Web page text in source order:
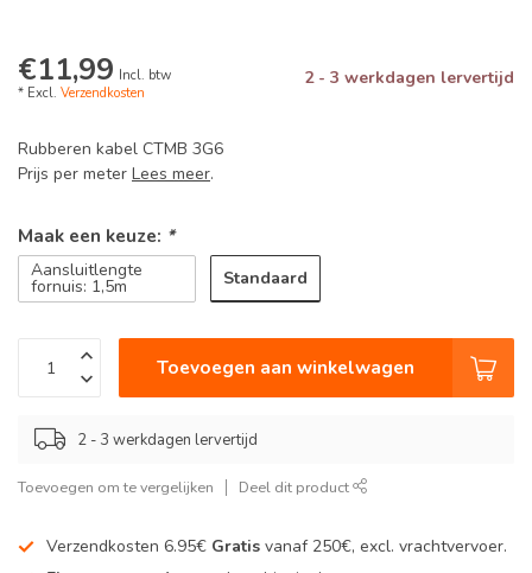
€11,99 Incl. btw
* Excl. Verzendkosten
2 - 3 werkdagen lervertijd
Rubberen kabel CTMB 3G6
Prijs per meter Lees meer.
Maak een keuze: *
Aansluitlengte
fornuis: 1,5m Standaard
Toevoegen aan winkelwagen
2 - 3 werkdagen lervertijd
Toevoegen om te vergelijken Deel dit product
Verzendkosten 6.95€ Gratis vanaf 250€, excl. vrachtvervoer.